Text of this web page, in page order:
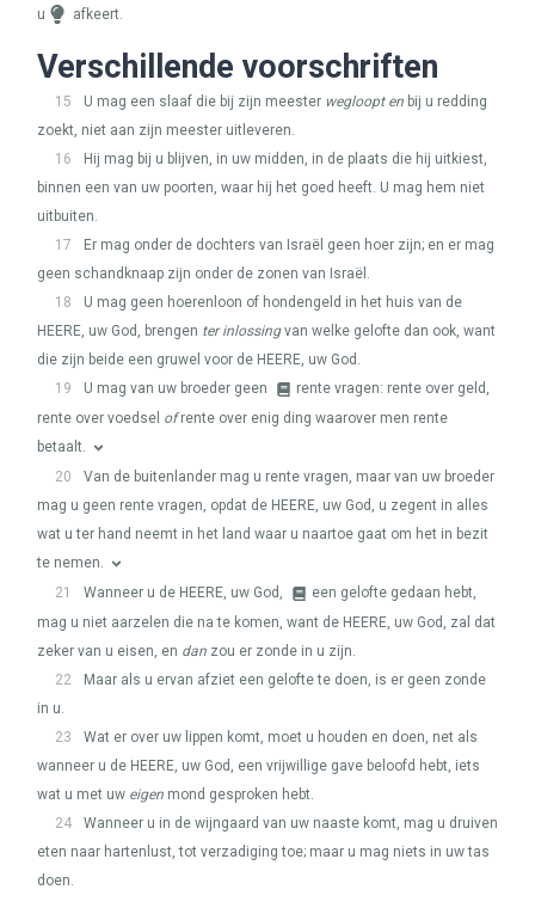
u
afkeert.
Verschillende voorschriften
15 U mag een slaaf die bij zijn meester wegloopt en bij u redding
zoekt, niet aan zijn meester uitleveren.
16
Hij mag bij u blijven, in uw midden, in de plaats die hij uitkiest,
binnen een van uw poorten, waar hij het goed heeft. U mag hem niet
uitbuiten.
17
Er mag onder de dochters van Israël geen hoer zijn; en er mag
geen schandknaap zijn onder de zonen van Israël.
18
U mag geen hoerenloon of hondengeld in het huis van de
HEERE, uw God, brengen ter inlossingvan welke gelofte dan ook, want
die zijn beide een gruwel voor de HEERE, uw God.
19
U mag van uw broeder geen
rente vragen: rente over geld,
rente over voedsel ofrente over enig ding waarover men rente
betaalt.
20
Van de buitenlander mag u rente vragen, maar van uw broeder
mag u geen rente vragen, opdat de HEERE, uw God, u zegent in alles
wat u ter hand neemt in het land waar u naartoe gaat om het in bezit
te nemen.
21
Wanneer u de HEERE, uw God,
een gelofte gedaan hebt,
mag u niet aarzelen die na te komen, want de HEERE, uw God, zal dat
zeker van u eisen, en dan zou er zonde in u zijn.
22
Maar als u ervan afziet een gelofte te doen, is er geen zonde
in u.
23
Wat er over uw lippen komt, moet u houden en doen, net als
wanneer u de HEERE, uw God, een vrijwillige gave beloofd hebt, iets
wat u met uw eigen mond gesproken hebt.
24
Wanneer u in de wijngaard van uw naaste komt, mag u druiven
eten naar hartenlust, tot verzadiging toe; maar u mag niets in uw tas
doen.